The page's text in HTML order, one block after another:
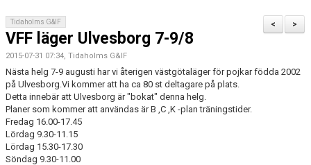
FÖRENINGEN
SOUVENIRER
GAMLA GIFFS TORSDAGSTRÄFFAR
MATCHER
CUPER ARBETSBESKRIVNING
>
<
Tidaholms G&IF
VFF läger Ulvesborg 7-9/8
2015-07-31 07:34, Tidaholms G&IF
Nästa helg 7-9 augusti har vi återigen västgötaläger för pojkar födda 2002
på Ulvesborg.Vi kommer att ha ca 80 st deltagare på plats.
Detta innebär att Ulvesborg är "bokat" denna helg.
Planer som kommer att användas är B ,C ,K -plan träningstider.
Fredag 16.00-17.45
Lördag 9.30-11.15
Lördag 15.30-17.30
Söndag 9.30-11.00